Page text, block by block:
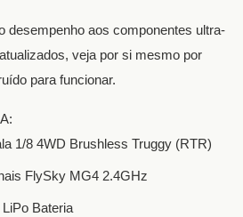
desempenho aos componentes ultra-
veja por si mesmo por
para funcionar.
1/8 4WD Brushless Truggy (RTR)
FlySky MG4 2.4GHz
Bateria